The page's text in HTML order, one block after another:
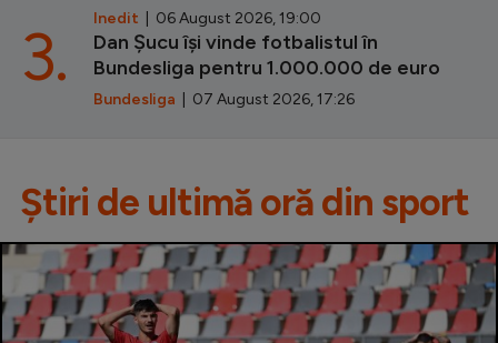
Inedit | 06 August 2026, 19:00
Dan Șucu își vinde fotbalistul în
Bundesliga pentru 1.000.000 de euro
Bundesliga | 07 August 2026, 17:26
3.
Știri de ultimă oră din sport